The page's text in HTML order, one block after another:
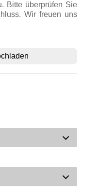
Bitte überprüfen Sie
Wir freuen uns